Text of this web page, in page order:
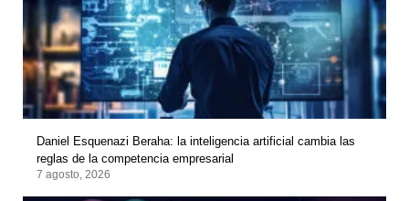
Daniel Esquenazi Beraha: la inteligencia artificial cambia las
reglas de la competencia empresarial
7 agosto, 2026